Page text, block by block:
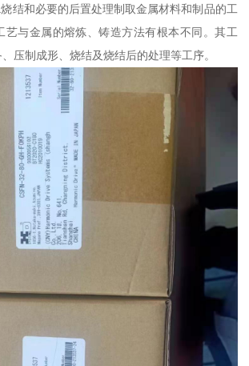
烧结和必要的后置处理制取金属材料和制品的工
艺与金属的熔炼、铸造方法有根本不同。其工
压制成形、烧结及烧结后的处理等工序。